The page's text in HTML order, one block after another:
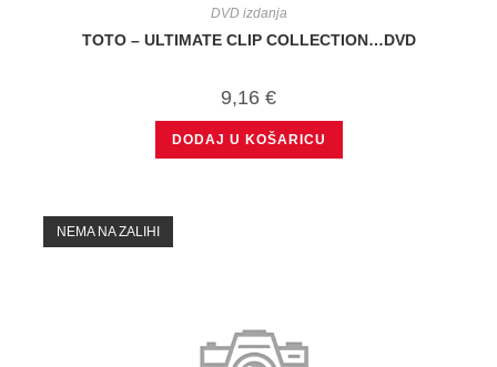
DVD izdanja
TOTO – ULTIMATE CLIP COLLECTION…DVD
9,16 €
DODAJ U KOŠARICU
NEMA NA ZALIHI